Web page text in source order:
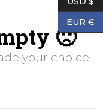
🙁
your choice
EUR €